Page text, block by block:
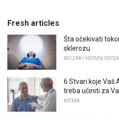
Fresh articles
Šta očekivati
sklerozu
MOZAK I NERVNI SISTEM
6 Stvari koje Vaš
treba učiniti za
ASTMA